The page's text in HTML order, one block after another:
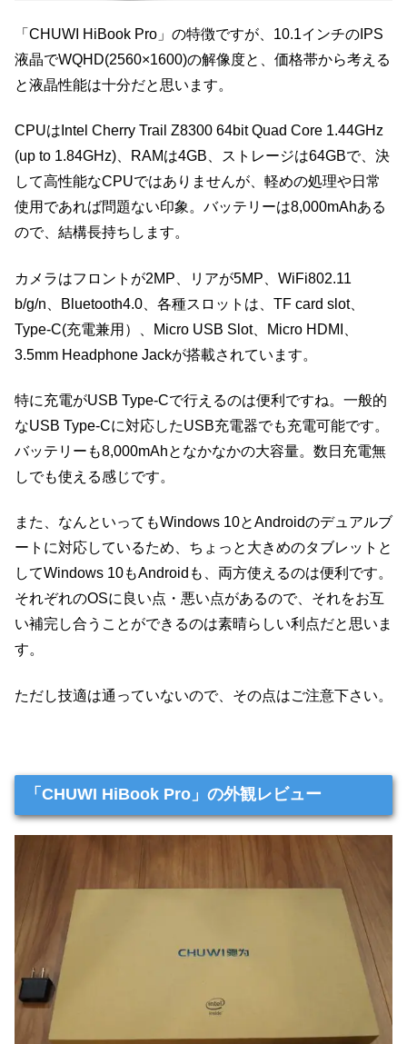
「CHUWI HiBook Pro」の特徴ですが、10.1インチのIPS
液晶でWQHD(2560×1600)の解像度と、価格帯から考える
と液晶性能は十分だと思います。
CPUはIntel Cherry Trail Z8300 64bit Quad Core 1.44GHz
(up to 1.84GHz)、RAMは4GB、ストレージは64GBで、決
して高性能なCPUではありませんが、軽めの処理や日常
使用であれば問題ない印象。バッテリーは8,000mAhある
ので、結構長持ちします。
カメラはフロントが2MP、リアが5MP、WiFi802.11
b/g/n、Bluetooth4.0、各種スロットは、TF card slot、
Type-C(充電兼用）、Micro USB Slot、Micro HDMI、
3.5mm Headphone Jackが搭載されています。
特に充電がUSB Type-Cで行えるのは便利ですね。一般的
なUSB Type-Cに対応したUSB充電器でも充電可能です。
バッテリーも8,000mAhとなかなかの大容量。数日充電無
しでも使える感じです。
また、なんといってもWindows 10とAndroidのデュアルブ
ートに対応しているため、ちょっと大きめのタブレットと
してWindows 10もAndroidも、両方使えるのは便利です。
それぞれのOSに良い点・悪い点があるので、それをお互
い補完し合うことができるのは素晴らしい利点だと思いま
す。
ただし技適は通っていないので、その点はご注意下さい。
「CHUWI HiBook Pro」の外観レビュー